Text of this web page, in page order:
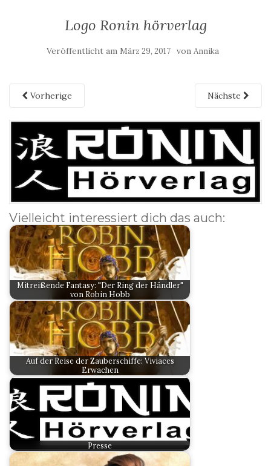
Logo Ronin hörverlag
Veröffentlicht am März 29, 2017 von Annika
Vorherige Nächste
Vielleicht interessiert dich das auch:
Mitreißende Fantasy: "Der Ring der Händler"
von Robin Hobb
Auf der Reise der Zauberschiffe: Viviaces
Erwachen
Presse